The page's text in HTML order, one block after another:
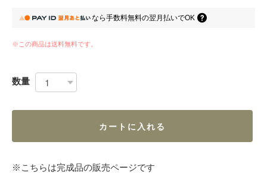
なら手数料無料の翌月払いでOK
※この商品は送料無料です。
数量
カートに入れる
※こちらは完成品の販売ページです